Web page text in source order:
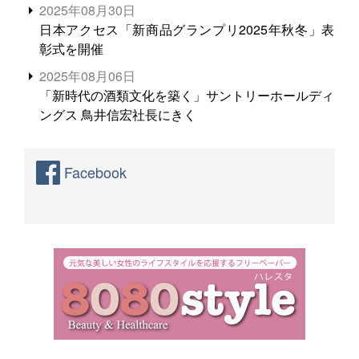
2025年08月30日
日本アクセス「新商品グランプリ2025年秋冬」表
彰式を開催
2025年08月06日
「新時代の酒類文化を築く」サントリーホールディ
ングス 鳥井信宏社長にきく
Facebook